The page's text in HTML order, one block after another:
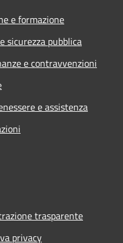
e formazione
sicurezza pubblica
e contravvenzioni
e assistenza
trasparente
privacy